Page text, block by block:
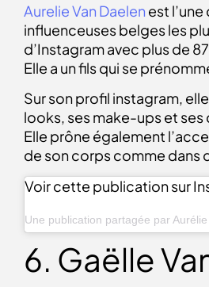
Aurelie Van Daelen est l’une
influenceuses belgesles
d’Instagram avec plus de
Elle a un fils qui se
Sur son profil instagram,
looks, ses make-ups et
Elle prône également
de son corps comme dans
Voir cette publication sur
6. Gaëlle